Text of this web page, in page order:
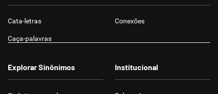
Cata-letras Conexões
Caça-palavras
Explorar Sinônimos Institucional